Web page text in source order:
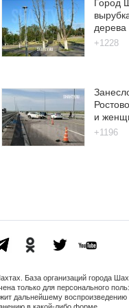
Город
дерева
+1228
и
+1196
База организаций города
только для персонального
дальнейшему воспроизведению